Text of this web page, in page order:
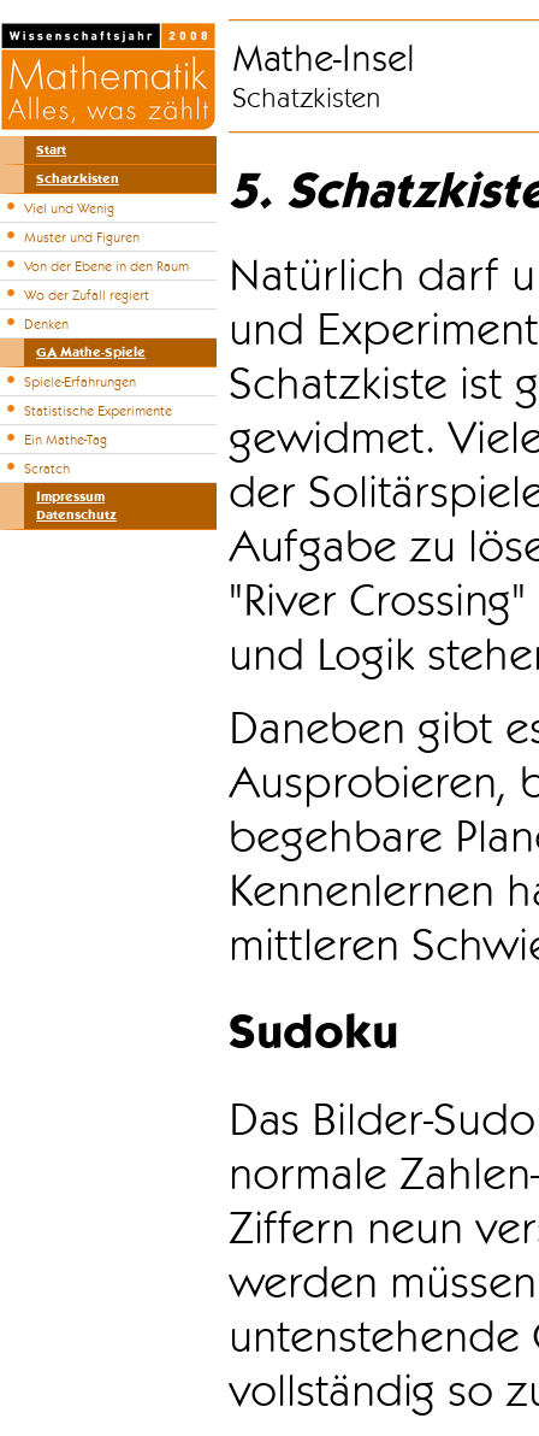
Start
Schatzkisten
Viel und Wenig
Muster und Figuren
Von der Ebene in den Raum
Wo der Zufall regiert
Denken
GA Mathe-Spiele
Spiele-Erfahrungen
Statistische Experimente
Ein Mathe-Tag
Scratch
Impressum
Datenschutz
Mathe-Insel
Schatzkisten
5.
Natürlich darf
und
Schatzkiste ist
gewidmet.
der
Aufgabe zu
"River
und Logik
Daneben gibt
Ausprobieren,
begehbare
Kennenlernen
mittleren
Sudoku
Das Bilder-
normale
Ziffern neun
werden
vollständig so